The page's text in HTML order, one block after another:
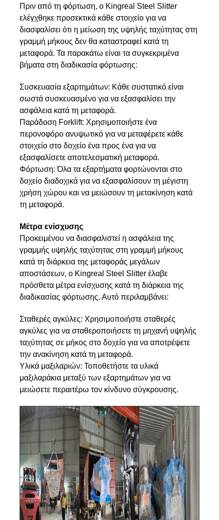
Πριν από τη φόρτωση, ο Kingreal Steel Slitter
ελέγχθηκε προσεκτικά κάθε στοιχείο για να
διασφαλίσει ότι η μείωση της υψηλής ταχύτητας στη
γραμμή μήκους δεν θα καταστραφεί κατά τη
μεταφορά. Τα παρακάτω είναι τα συγκεκριμένα
βήματα στη διαδικασία φόρτωσης:
Συσκευασία εξαρτημάτων: Κάθε συστατικό είναι
σωστά συσκευασμένο για να εξασφαλίσει την
ασφάλεια κατά τη μεταφορά.
Παράδοση Forklift: Χρησιμοποιήστε ένα
περονοφόρο ανυψωτικό για να μεταφέρετε κάθε
στοιχείο στο δοχείο ένα προς ένα για να
εξασφαλίσετε αποτελεσματική μεταφορά.
Φόρτωση: Όλα τα εξαρτήματα φορτώνονται στο
δοχείο διαδοχικά για να εξασφαλίσουν τη μέγιστη
χρήση χώρου και να μειώσουν τη μετακίνηση κατά
τη μεταφορά.
Μέτρα ενίσχυσης
Προκειμένου να διασφαλιστεί η ασφάλεια της
γραμμής υψηλής ταχύτητας στη γραμμή μήκους
κατά τη διάρκεια της μεταφοράς μεγάλων
αποστάσεων, ο Kingreal Steel Slitter έλαβε
πρόσθετα μέτρα ενίσχυσης κατά τη διάρκεια της
διαδικασίας φόρτωσης. Αυτό περιλαμβάνει:
Σταθερές αγκύλες: Χρησιμοποιήστε σταθερές
αγκύλες για να σταθεροποιήσετε τη μηχανή υψηλής
ταχύτητας σε μήκος στο δοχείο για να αποτρέψετε
την ανακίνηση κατά τη μεταφορά.
Υλικά μαξιλαριών: Τοποθετήστε τα υλικά
μαξιλαράκια μεταξύ των εξαρτημάτων για να
μειώσετε περαιτέρω τον κίνδυνο σύγκρουσης.